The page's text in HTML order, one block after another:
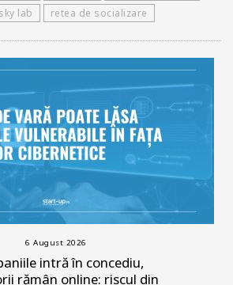
lab
retea de socializare
6 August 2026
intră în concediu,
rămân online: riscul din